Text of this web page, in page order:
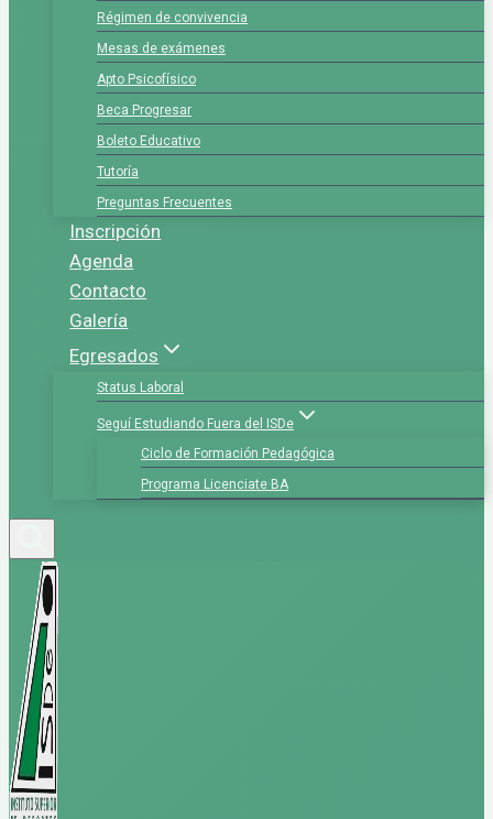
Régimen de convivencia
Mesas de exámenes
Apto Psicofísico
Beca Progresar
Boleto Educativo
Tutoría
Preguntas Frecuentes
Inscripción
Agenda
Contacto
Galería
Egresados
Status Laboral
Seguí Estudiando Fuera del ISDe
Ciclo de Formación Pedagógica
Programa Licenciate BA